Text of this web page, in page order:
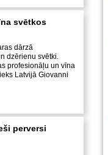
svētkos
dārzā
dzērienu svētki.
profesionāļu un vīna
Latvijā Giovanni
perversi